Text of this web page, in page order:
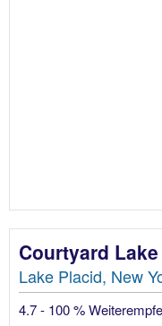
Courtyard
Lake Placid, New
4.7 - 100 %